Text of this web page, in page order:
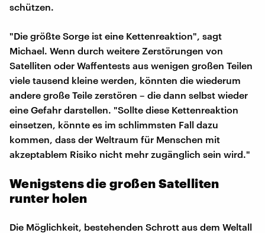
schützen.
"Die größte Sorge ist eine Kettenreaktion", sagt
Michael. Wenn durch weitere Zerstörungen von
Satelliten oder Waffentests aus wenigen großen Teilen
viele tausend kleine werden, könnten die wiederum
andere große Teile zerstören – die dann selbst wieder
eine Gefahr darstellen. "Sollte diese Kettenreaktion
einsetzen, könnte es im schlimmsten Fall dazu
kommen, dass der Weltraum für Menschen mit
akzeptablem Risiko nicht mehr zugänglich sein wird."
Wenigstens die großen Satelliten
runter holen
Die Möglichkeit, bestehenden Schrott aus dem Weltall